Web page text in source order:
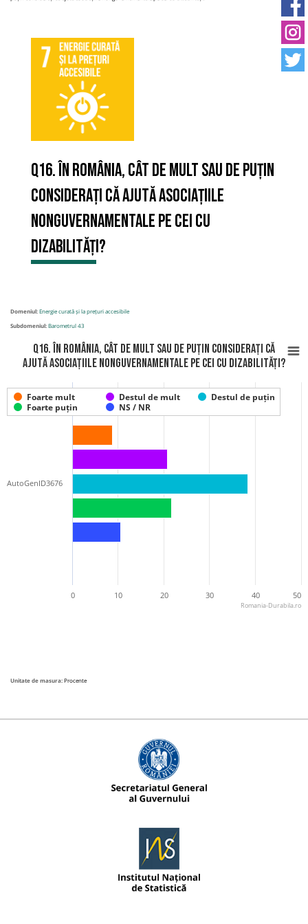
Q16. În România, cât de mult sau de puțin
considerați că ajută asociațiile
nonguvernamentale pe cei cu
dizabilități?
Domeniul:Energie curată și la prețuri accesibile
Subdomeniul:Barometrul 43
Q16. În România, cât de mult sau de puțin considerați că
ajută asociațiile nonguvernamentale pe cei cu dizabilități?
Foarte mult Destul de mult
Destul de puțin
Foarte puțin
NS / NR
AutoGenID3676
0 10 20 30 40 50
Romania-Durabila.ro
Unitate de masura:Procente